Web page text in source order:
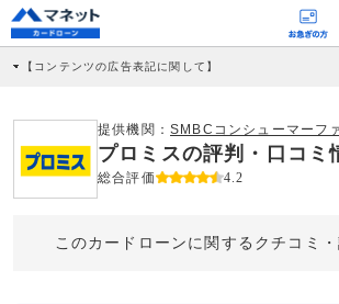
【コンテンツの広告表記に関して】
社に対して企業から紹介報酬が支払われるという収益モデ
商品を根拠なくPRするものではなく、当編集部の調査／ユ
どに基づき、公平性を担保した情報提供を行っています。
>提携企業一覧
提供機関： SMBCコンシューマーフ
プロミスの評判・口コミ
総合評価 4.2
このカードローンに関するクチコミ・